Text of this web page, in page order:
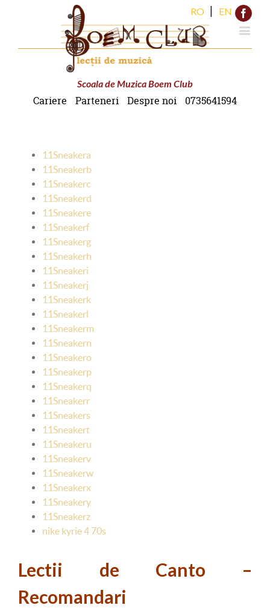
Scoala de Muzica Boem Club
RO EN
Cariere Parteneri Despre noi 0735641594
11Sneakera
11Sneakerb
11Sneakerc
11Sneakerd
11Sneakere
11Sneakerf
11Sneakerg
11Sneakerh
11Sneakeri
11Sneakerj
11Sneakerk
11Sneakerl
11Sneakerm
11Sneakern
11Sneakero
11Sneakerp
11Sneakerq
11Sneakerr
11Sneakers
11Sneakert
11Sneakeru
11Sneakerv
11Sneakerw
11Sneakerx
11Sneakery
11Sneakerz
nike kyrie 4 70s
Lectii de Canto –
Recomandari